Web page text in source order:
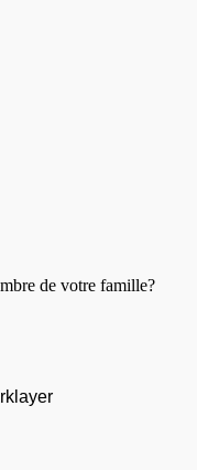
de votre famille?